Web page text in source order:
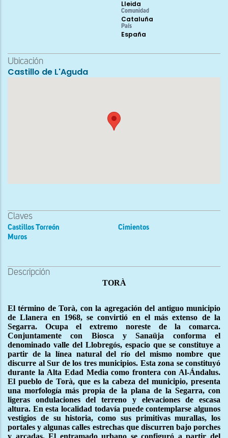
Lleida
Comunidad
Cataluña
País
España
Ubicación
Castillo de L'Aguda
Claves
Castillos Torreón
Muros
Cimientos
Descripción
TORÀ
El término de Torà, con la agregación del antiguo municipio
de Llanera en 1968, se convirtió en el más extenso de la
Segarra. Ocupa el extremo noreste de la comarca.
Conjuntamente con Biosca y Sanaüja conforma el
denominado valle del Llobregós, espacio que se constituye a
partir de la línea natural del río del mismo nombre que
discurre al Sur de los tres municipios. Esta zona se constituyó
durante la Alta Edad Media como frontera con Al-Ándalus.
El pueblo de Torà, que es la cabeza del municipio, presenta
una morfología más propia de la plana de la Segarra, con
ligeras ondulaciones del terreno y elevaciones de escasa
altura. En esta localidad todavía puede contemplarse algunos
vestigios de su historia, como sus primitivas murallas, los
portales y algunas calles estrechas que discurren bajo porches